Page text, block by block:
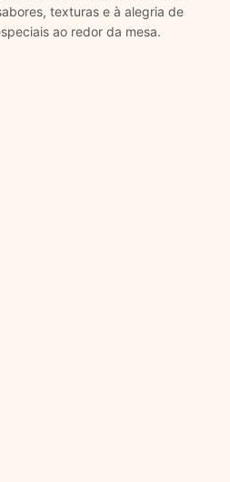
texturas e à alegria de
ao redor da mesa.